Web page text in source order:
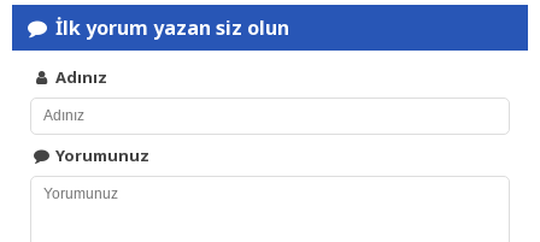
İlk yorum yazan siz olun
Adınız
Yorumunuz